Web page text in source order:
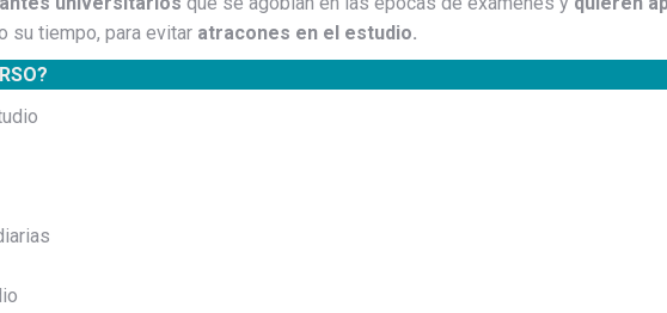
su tiempo, para evitar atracones en el estudio.